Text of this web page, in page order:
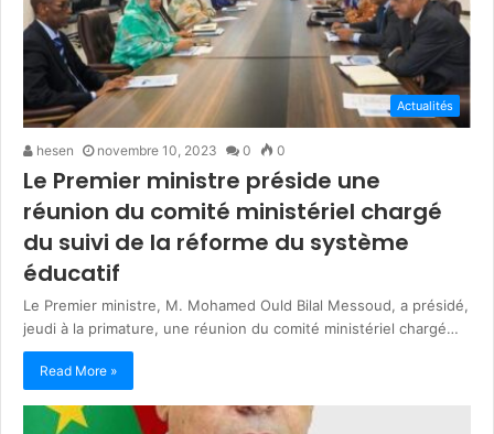
Actualités
hesen novembre 10, 2023 0 0
Le Premier ministre préside une
réunion du comité ministériel chargé
du suivi de la réforme du système
éducatif
Le Premier ministre, M. Mohamed Ould Bilal Messoud, a présidé,
jeudi à la primature, une réunion du comité ministériel chargé…
Read More »